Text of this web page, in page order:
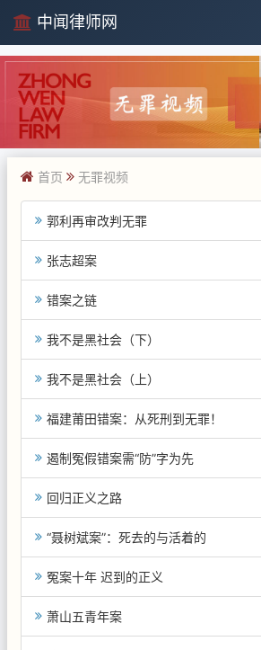
中闻律师网
首页 无罪视频
郭利再审改判无罪
张志超案
错案之链
我不是黑社会（下）
我不是黑社会（上）
福建莆田错案：从死刑到无罪！
遏制冤假错案需“防”字为先
回归正义之路
“聂树斌案”：死去的与活着的
冤案十年 迟到的正义
萧山五青年案